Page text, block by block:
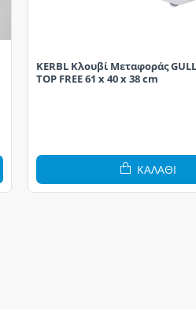
KERBL Κλουβί Μεταφοράς
TOP FREE 61 x 40 x 38 cm
ΚΑΛΆΘΙ